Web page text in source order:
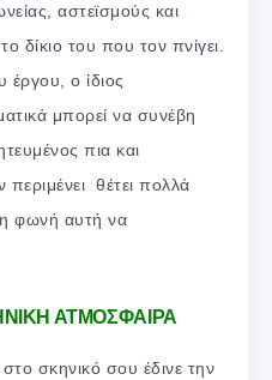
αστεϊσμούς και
του που τον πνίγει.
έργου, ο ίδιος
μπορεί να συνέβη
πια και
περιμένει θέτει πολλά
η φωνή αυτή να
ΑΤΜΟΣΦΑΙΡΑ
σκηνικό σου έδινε την